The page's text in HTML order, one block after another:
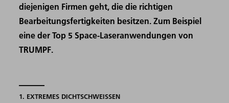
diejenigen Firmen geht, die die richtigen
Bearbeitungsfertigkeiten besitzen. Zum Beispiel
eine der Top 5 Space-Laseranwendungen von
TRUMPF.
1. EXTREMES DICHTSCHWEISSEN